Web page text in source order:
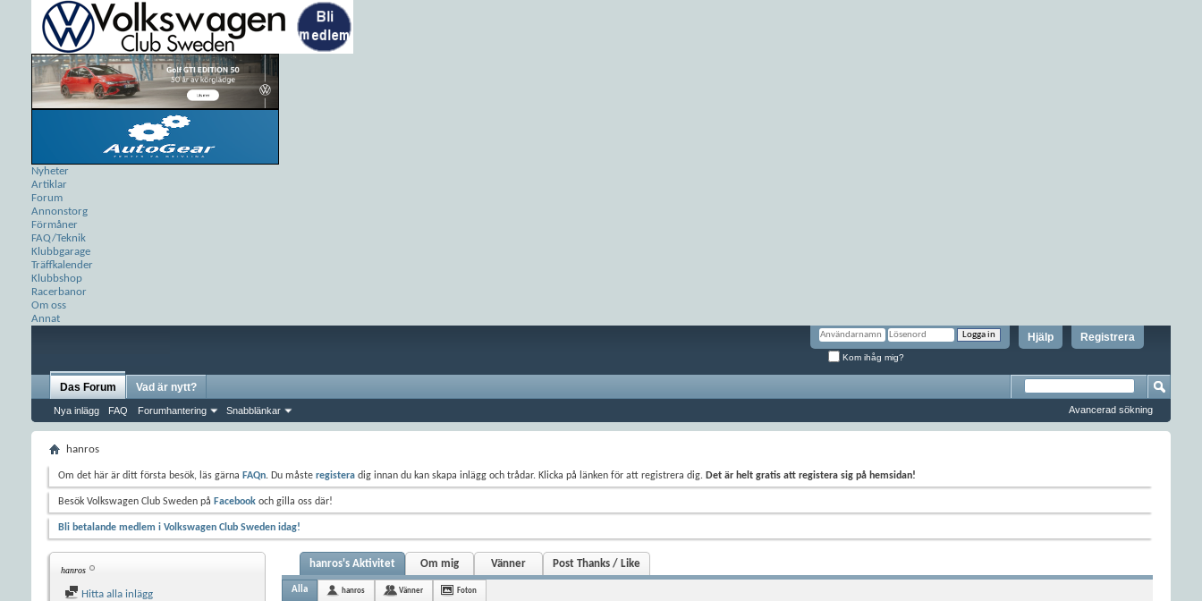
Nyheter
Artiklar
Forum
Annonstorg
Förmåner
FAQ/Teknik
Klubbgarage
Träffkalender
Klubbshop
Racerbanor
Om oss
Annat
Registrera
Hjälp
Kom ihåg mig?
Das Forum
Nya inlägg FAQ Forumhantering Snabblänkar
Vad är nytt?
Avancerad sökning
hanros
Om det här är ditt första besök, läs gärna FAQn. Du måste registera dig innan du kan skapa inlägg och trådar. Klicka på länken för att registrera dig. Det är helt gratis att registera sig på hemsidan!
Besök Volkswagen Club Sweden på Facebook och gilla oss där!
Bli betalande medlem i Volkswagen Club Sweden idag!
hanros
Hitta alla inlägg
hanros's Aktivitet Om mig Vänner Post Thanks / Like
Alla hanros Vänner Foton